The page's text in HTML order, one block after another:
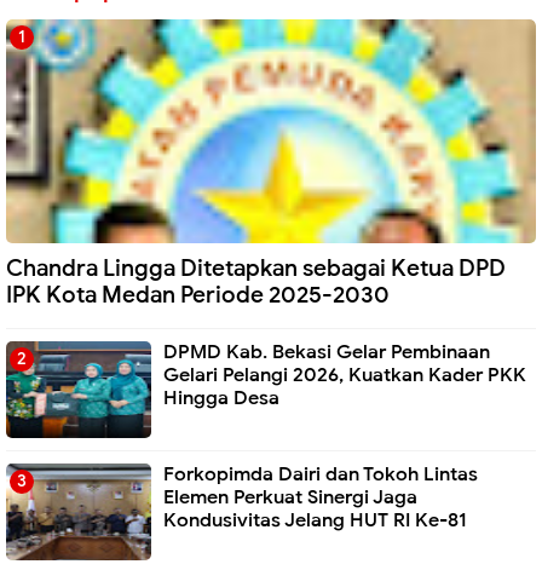
Chandra Lingga Ditetapkan sebagai Ketua DPD
IPK Kota Medan Periode 2025-2030
DPMD Kab. Bekasi Gelar Pembinaan
Gelari Pelangi 2026, Kuatkan Kader PKK
Hingga Desa
Forkopimda Dairi dan Tokoh Lintas
Elemen Perkuat Sinergi Jaga
Kondusivitas Jelang HUT RI Ke-81